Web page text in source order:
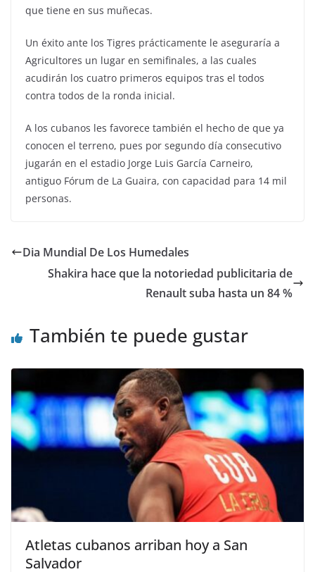
que tiene en sus muñecas.
Un éxito ante los Tigres prácticamente le aseguraría a
Agricultores un lugar en semifinales, a las cuales
acudirán los cuatro primeros equipos tras el todos
contra todos de la ronda inicial.
A los cubanos les favorece también el hecho de que ya
conocen el terreno, pues por segundo día consecutivo
jugarán en el estadio Jorge Luis García Carneiro,
antiguo Fórum de La Guaira, con capacidad para 14 mil
personas.
Dia Mundial De Los Humedales
Shakira hace que la notoriedad publicitaria de
Renault suba hasta un 84 %
También te puede gustar
Atletas cubanos arriban hoy a San
Salvador